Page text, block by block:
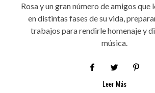
Rosa y un gran número de amigos que
en distintas fases de su vida,
trabajos para rendirle homenaje y
música.
Leer Más